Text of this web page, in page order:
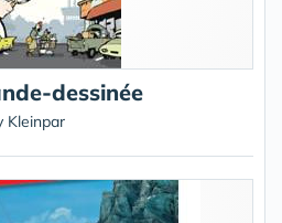
dessinée
Kleinpar